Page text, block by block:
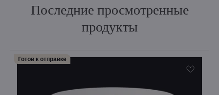
Последние просмотренные
продукты
Готов к отправке